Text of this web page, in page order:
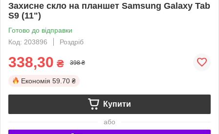
Захисне скло на планшет Samsung Galaxy Tab
S9 (11")
Готово до відправки
Код: 203896
Роздріб
338,30 ₴ 398 ₴
Економія 59.70 ₴
Купити
або